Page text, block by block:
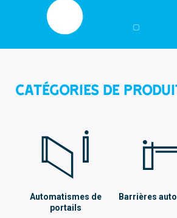
Catégories de
Automatismes de
portails
Barrières